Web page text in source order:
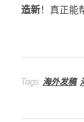
造新！真正能
Tags: 海外发稿,